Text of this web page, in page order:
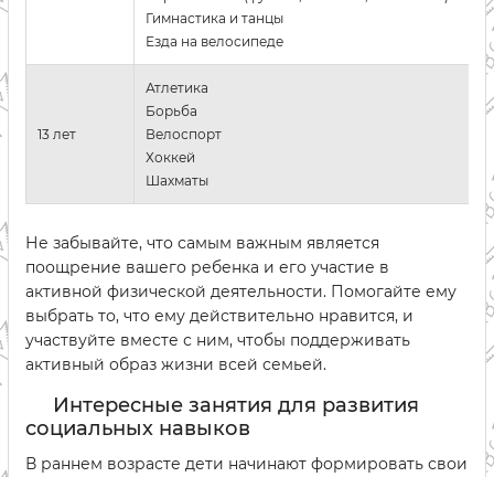
Гимнастика и танцы
Езда на велосипеде
13 лет
Атлетика
Борьба
Велоспорт
Хоккей
Шахматы
Не забывайте, что самым важным является
поощрение вашего ребенка и его участие в
активной физической деятельности. Помогайте ему
выбрать то, что ему действительно нравится, и
участвуйте вместе с ним, чтобы поддерживать
активный образ жизни всей семьей.
Интересные занятия для развития
социальных навыков
В раннем возрасте дети начинают формировать свои